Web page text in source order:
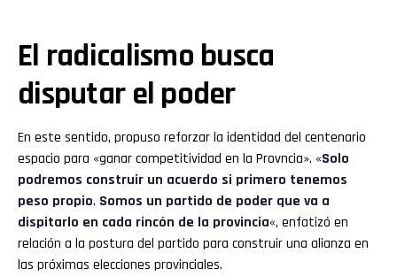
El radicalismo busca
disputar el poder
En este sentido, propuso reforzar la identidad del centenario
espacio para «ganar competitividad en la Provncia». «Solo
podremos construir un acuerdo si primero tenemos
peso propio. Somos un partido de poder que va a
dispitarlo en cada rincón de la provincia«, enfatizó en
relación a la postura del partido para construir una alianza en
las próximas elecciones provinciales.